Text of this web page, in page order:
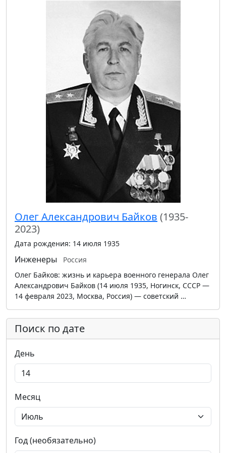
Олег Александрович Байков (1935-
2023)
Дата рождения: 14 июля 1935
Инженеры
Россия
Олег Байков: жизнь и карьера военного генерала Олег
Александрович Байков (14 июля 1935, Ногинск, СССР —
14 февраля 2023, Москва, Россия) — советский …
Поиск по дате
День
Месяц
Год (необязательно)